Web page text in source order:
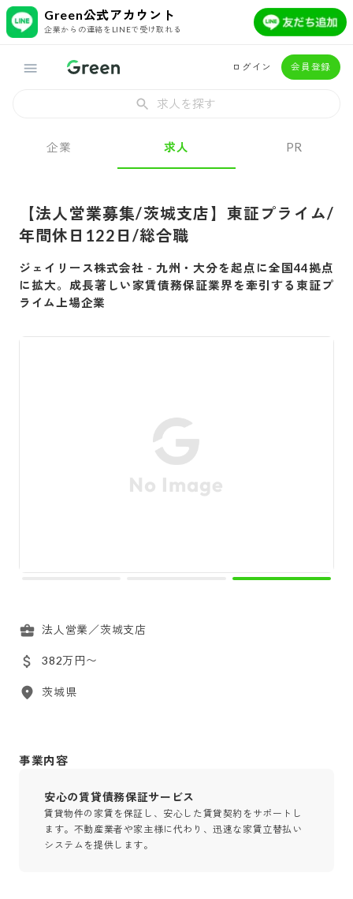
Green公式アカウント
企業からの連絡をLINEで受け取れる
ログイン 会員登録
求人を探す
企業 求人 PR
【法人営業募集/茨城支店】東証プライム/
年間休日122日/総合職
ジェイリース株式会社 - 九州・大分を起点に全国44拠点
に拡大。成長著しい家賃債務保証業界を牽引する東証プ
ライム上場企業
法人営業／茨城支店
382万円〜
茨城県
事業内容
安心の賃貸債務保証サービス
賃貸物件の家賃を保証し、安心した賃貸契約をサポートし
ます。不動産業者や家主様に代わり、迅速な家賃立替払い
システムを提供します。